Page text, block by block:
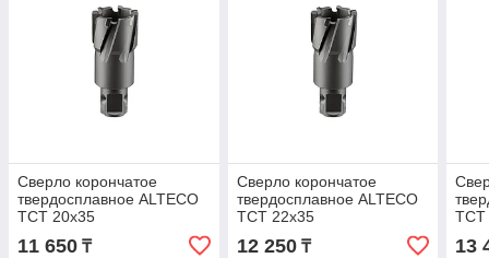
Сверло корончатое
твердосплавное ALTECO
TCT 20х35
11 650 ₸
Сверло корончатое
твердосплавное ALTECO
TCT 22х35
12 250₸
TCT
13